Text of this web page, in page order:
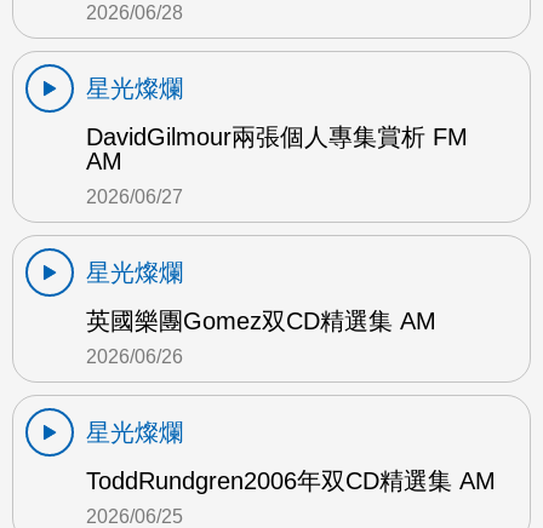
2026/06/28
星光燦爛
DavidGilmour兩張個人專集賞析 FM
AM
2026/06/27
星光燦爛
英國樂團Gomez双CD精選集 AM
2026/06/26
星光燦爛
ToddRundgren2006年双CD精選集 AM
2026/06/25